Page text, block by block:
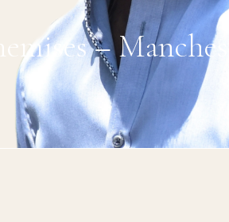
– Manches